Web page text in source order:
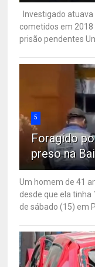
Investigado
cometidos em 2018
prisão pendentes
5
Foragido
preso na
Um homem de 41
desde que ela
de sábado (15) em